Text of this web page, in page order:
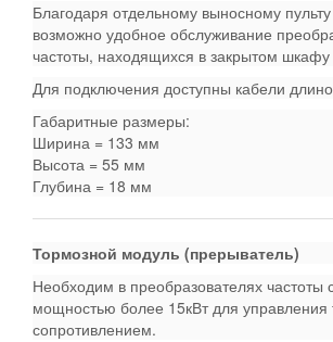
Благодаря отдельному выносному
возможно удобное обслуживание
частоты, находящихся в закрытом
Для подключения доступны кабели
Габаритные размеры:
Ширина = 133 мм
Высота = 55 мм
Глубина = 18 мм
Тормозной модуль (прерыватель)
Необходим в преобразователях частоты
мощностью более 15кВт для
сопротивлением.